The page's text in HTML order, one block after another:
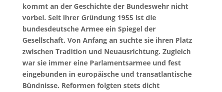
kommt an der Geschichte der Bundeswehr nicht
vorbei. Seit ihrer Gründung 1955 ist die
bundesdeutsche Armee ein Spiegel der
Gesellschaft. Von Anfang an suchte sie ihren Platz
zwischen Tradition und Neuausrichtung. Zugleich
war sie immer eine Parlamentsarmee und fest
eingebunden in europäische und transatlantische
Bündnisse. Reformen folgten stets dicht